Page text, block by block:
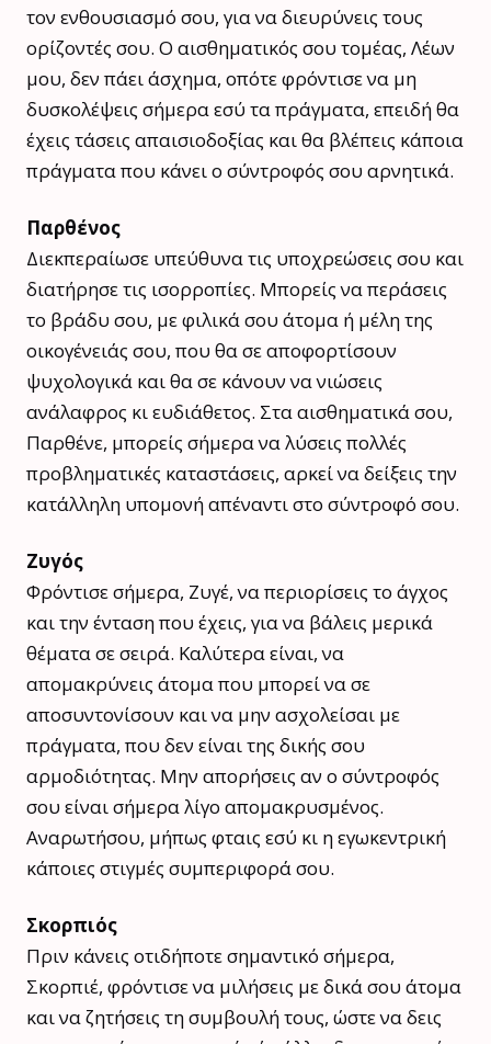
τον ενθουσιασμό σου, για να διευρύνεις τους
ορίζοντές σου. Ο αισθηματικός σου τομέας, Λέων
μου, δεν πάει άσχημα, οπότε φρόντισε να μη
δυσκολέψεις σήμερα εσύ τα πράγματα, επειδή θα
έχεις τάσεις απαισιοδοξίας και θα βλέπεις κάποια
πράγματα που κάνει ο σύντροφός σου αρνητικά.
Παρθένος
Διεκπεραίωσε υπεύθυνα τις υποχρεώσεις σου και
διατήρησε τις ισορροπίες. Μπορείς να περάσεις
το βράδυ σου, με φιλικά σου άτομα ή μέλη της
οικογένειάς σου, που θα σε αποφορτίσουν
ψυχολογικά και θα σε κάνουν να νιώσεις
ανάλαφρος κι ευδιάθετος. Στα αισθηματικά σου,
Παρθένε, μπορείς σήμερα να λύσεις πολλές
προβληματικές καταστάσεις, αρκεί να δείξεις την
κατάλληλη υπομονή απέναντι στο σύντροφό σου.
Ζυγός
Φρόντισε σήμερα, Ζυγέ, να περιορίσεις το άγχος
και την ένταση που έχεις, για να βάλεις μερικά
θέματα σε σειρά. Καλύτερα είναι, να
απομακρύνεις άτομα που μπορεί να σε
αποσυντονίσουν και να μην ασχολείσαι με
πράγματα, που δεν είναι της δικής σου
αρμοδιότητας. Μην απορήσεις αν ο σύντροφός
σου είναι σήμερα λίγο απομακρυσμένος.
Αναρωτήσου, μήπως φταις εσύ κι η εγωκεντρική
κάποιες στιγμές συμπεριφορά σου.
Σκορπιός
Πριν κάνεις οτιδήποτε σημαντικό σήμερα,
Σκορπιέ, φρόντισε να μιλήσεις με δικά σου άτομα
και να ζητήσεις τη συμβουλή τους, ώστε να δεις